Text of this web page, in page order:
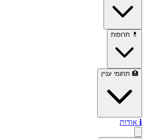
💊 תרופות
🏥 תחומי עניין
ℹ️ אודות